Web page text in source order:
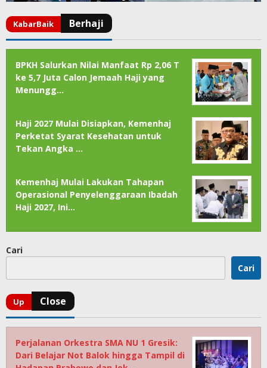
BPKH Salurkan Nilai Manfaat Rp 2,06 T
ke 5,7 Juta Calon Jemaah Haji yang
Menungg…
Haji 2027 Mulai Disiapkan, Kemenhaj
Perketat Syarat Kesehatan untuk
Tekan Angka …
Kemenhaj Mulai Lakukan Tahapan
Operasional Penyelenggaraan Ibadah
Haji 2027, Ini…
Cari
Cari
Perjalanan Orkestra SMA NU 1 Gresik:
Dari Belajar Not Balok hingga Tampil di